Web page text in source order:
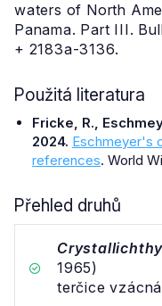
waters of North
Panama. Part III.
+ 2183a-3136.
Použitá literatura
Fricke, R.,
2024. Eschmeyer's
references. World
Přehled druhů
1965)
terčice vzácná